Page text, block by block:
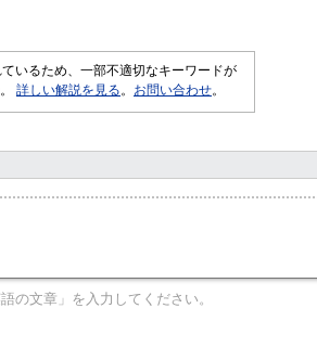
いるため、一部不適切なキーワードが
詳しい解説を見る 。 お問い合わせ。